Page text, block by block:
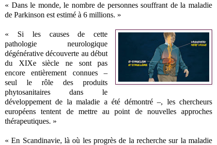
« Dans le monde, le nombre de personnes souffrant de la maladie
de Parkinson est estimé à 6 millions. »
« Si les causes de cette
pathologie neurologique
dégénérative découverte au début
du XIXe siècle ne sont pas
encore entièrement connues –
seul le rôle des produits
phytosanitaires dans le
développement de la maladie a été démontré –, les chercheurs
européens tentent de mettre au point de nouvelles approches
thérapeutiques. »
« En Scandinavie, là où les progrès de la recherche sur la maladie